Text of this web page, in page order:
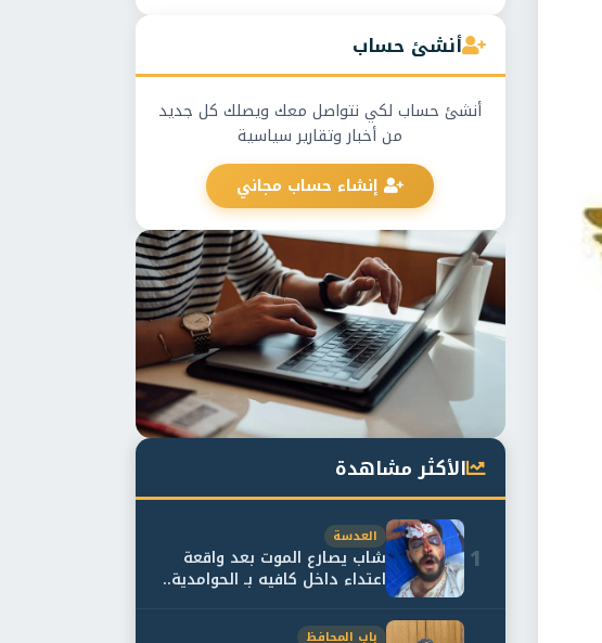
أنشئ حساب
أنشئ حساب لكي نتواصل معك ويصلك كل جديد
من أخبار وتقارير سياسية
إنشاء حساب مجاني
الأكثر مشاهدة
1
العدسة
شاب يصارع الموت بعد واقعة
اعتداء داخل كافيه بـ الحوامدية..
وأسرته...
باب المحافظ